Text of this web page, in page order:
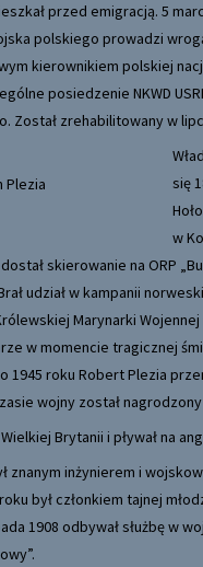
przed emigracją. 5
polskiego prowadzi
kierownikiem polskiej
posiedzenie NKWD
Został zrehabilitowany w
Plezia
się
w
skierowanie na ORP
udział w kampanii
Marynarki
w momencie tragicznej
1945 roku Robert Plezia
wojny został
Brytanii i pływał na
znanym inżynierem i
był członkiem tajnej
1908 odbywał służbę w